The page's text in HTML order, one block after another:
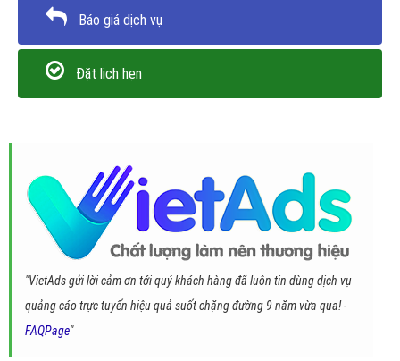
Báo giá dịch vụ
Đặt lịch hẹn
"VietAds gửi lời cảm ơn tới quý khách hàng đã luôn tin dùng dịch vụ
quảng cáo trực tuyến hiệu quả suốt chặng đường 9 năm vừa qua! -
FAQPage"